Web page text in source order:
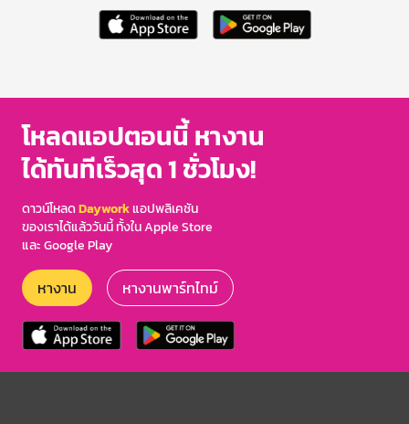
โหลดแอปตอนนี้ หางาน
ได้ทันทีเร็วสุด 1 ชั่วโมง!
ดาวน์โหลดDayworkแอปพลิเคชัน
ของเราได้แล้ววันนี้ ทั้งใน Apple Store
และ Google Play
หางาน หางานพาร์ทไทม์